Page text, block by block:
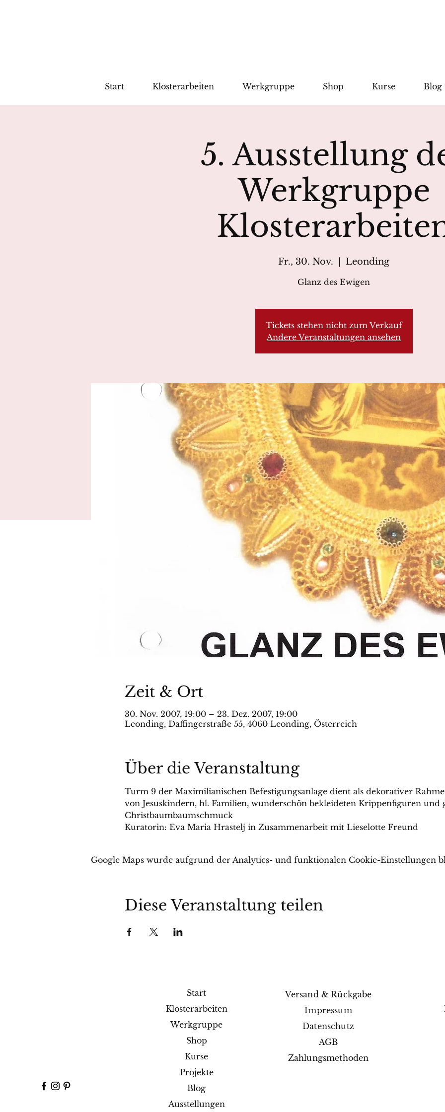
Start Klosterarbeiten Werkgruppe Shop Kurse Blog
5. Ausstellung
Werkgruppe
Fr., 30. Nov. Leonding
Glanz des Ewigen
Tickets stehen nicht zum Verkauf
Andere Veranstaltungen ansehen
Zeit & Ort
30. Nov. 2007, 19:00 – 23. Dez. 2007, 19:00
Leonding, Daffingerstraße 55, 4060 Leonding, Österreich
Über die Veranstaltung
Turm 9 der Maximilianischen Befestigungsanlage dient als dekorativer
von Jesuskindern, hl. Familien, wunderschön bekleideten Krippenfiguren und
Christbaumbaumschmuck
Kuratorin: Eva Maria Hrastelj in Zusammenarbeit mit Lieselotte Freund
Google Maps wurde aufgrund der Analytics- und funktionalen Cookie-Einstellungen
Diese Veranstaltung teilen
Start
Klosterarbeiten
Werkgruppe
Shop
Kurse
Projekte
Blog
Ausstellungen
Versand & Rückgabe
Impressum
Datenschutz
AGB
Zahlungsmethoden